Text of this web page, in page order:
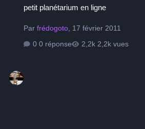
petit planétarium en ligne
Parfrédogoto 17 février 2011
0 réponse
2,2k vues